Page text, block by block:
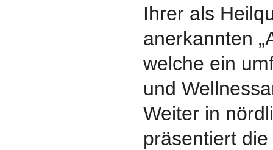
Ihrer als
anerkannten
welche ein
und
Weiter in
präsentiert